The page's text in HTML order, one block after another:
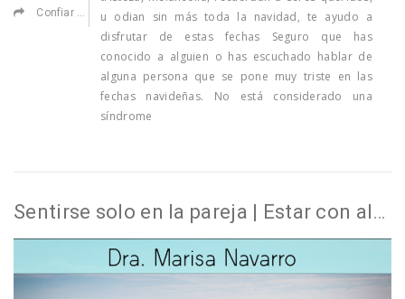
Confiar en ti
, Elecciones de vida Ilusionarse
u odian sin más toda la navidad, te ayudo a
disfrutar de estas fechas Seguro que has
conocido a alguien o has escuchado hablar de
alguna persona que se pone muy triste en las
fechas navideñas. No está considerado una
síndrome
Sentirse solo en la pareja | Estar con alguien y sentirse sola